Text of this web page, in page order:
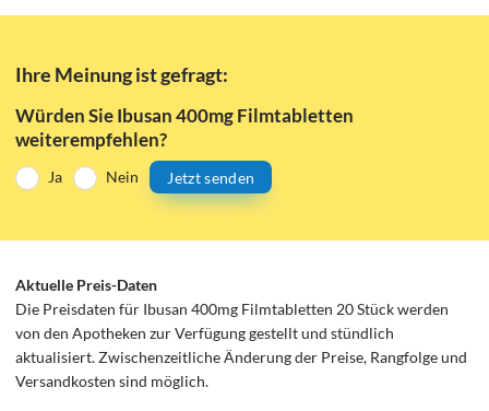
Ihre Meinung ist gefragt:
Würden Sie Ibusan 400mg Filmtabletten
weiterempfehlen?
Ja Nein Jetzt senden
Aktuelle Preis-Daten
Die Preisdaten für Ibusan 400mg Filmtabletten 20 Stück werden
von den Apotheken zur Verfügung gestellt und stündlich
aktualisiert. Zwischenzeitliche Änderung der Preise, Rangfolge und
Versandkosten sind möglich.